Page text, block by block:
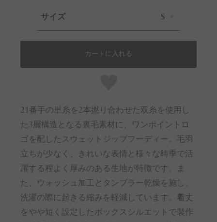
サイズ S
カートに入れる
21番手の単糸を2本撚り合わせた双糸を使用し
た3層構造となる裏毛素材に、ワンポイントロ
ゴを配したスウェットジップフーディー。毛羽
立ちが少なく、きれいな表情と様々な時季で活
躍する程よく厚みのある生地が特徴です。ま
た、ウォッシュ加工とタンブラー乾燥を施し、
洗濯の際に起きる縮みを軽減しています。着丈
をやや短く設定したボックスシルエットで製作